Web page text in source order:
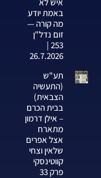
באמת יודע
מה קורה —
זום נדל"ן
253 |
26.7.2026
תע"ש
(התעשיה
הצבאית)
בבית הכרם
– אילן דרמון
מתארח
אצל אפרים
שלאין וצחי
קווטינסקי
פרק 33